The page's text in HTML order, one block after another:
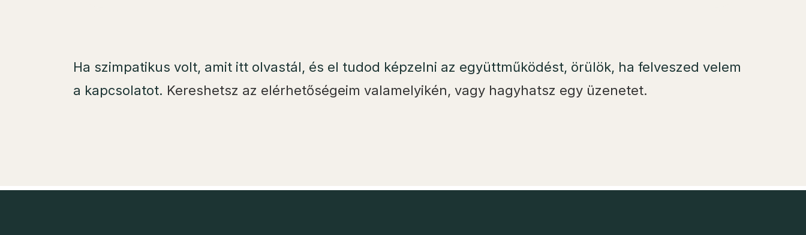
Ha szimpatikus volt, amit itt olvastál, és el tudod képzelni az együttműködést, örülök, ha felveszed velem
a kapcsolatot. Kereshetsz az elérhetőségeim valamelyikén, vagy hagyhatsz egy üzenetet.